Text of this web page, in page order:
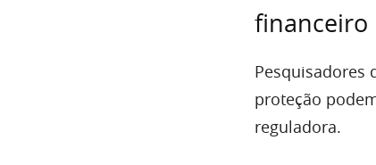
financeiro
Pesquisadores
proteção
reguladora.